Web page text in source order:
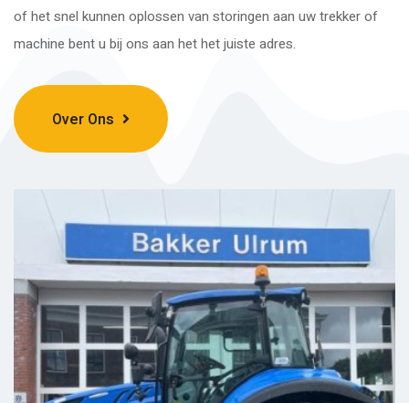
of het snel kunnen oplossen van storingen aan uw trekker of
machine bent u bij ons aan het het juiste adres.
Over Ons